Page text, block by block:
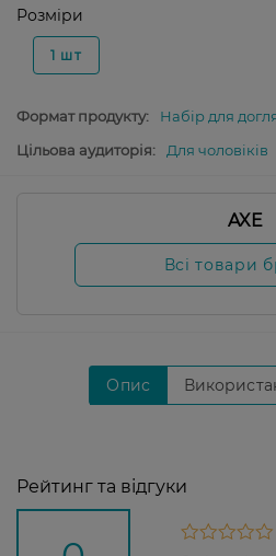
Розміри
1 шт
Формат продукту:
Набір для
Цільова аудиторія:
Для чоловіків
AXE
Всі товари
Опис
Рейтинг та відгуки